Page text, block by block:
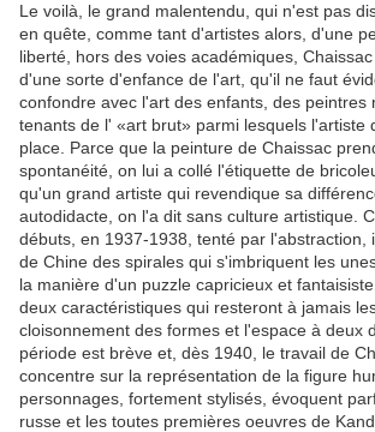
Le voilà, le grand malentendu, qui n'est pas
en quête, comme tant d'artistes alors, d'une
liberté, hors des voies académiques,
d'une sorte d'enfance de l'art, qu'il ne faut
confondre avec l'art des enfants, des peintres
tenants de l' «art brut» parmi lesquels l'artiste
place. Parce que la peinture de Chaissac
spontanéité, on lui a collé l'étiquette de
qu'un grand artiste qui revendique sa
autodidacte, on l'a dit sans culture artistique.
débuts, en 1937-1938, tenté par l'abstraction,
de Chine des spirales qui s'imbriquent les
la manière d'un puzzle capricieux et
deux caractéristiques qui resteront à jamais
cloisonnement des formes et l'espace à deux
période est brève et, dès 1940, le travail de
concentre sur la représentation de la figure
personnages, fortement stylisés, évoquent
russe et les toutes premières oeuvres de